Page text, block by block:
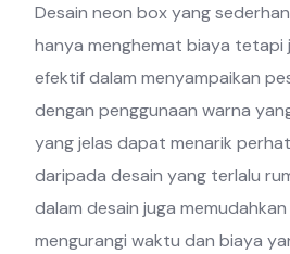
Desain neon box yang
hanya menghemat biaya tetapi
efektif dalam menyampaikan
dengan penggunaan warna
yang jelas dapat menarik
daripada desain yang terlalu
dalam desain juga
mengurangi waktu dan biaya